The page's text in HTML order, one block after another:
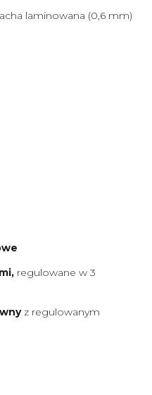
laminowana (0,6 mm)
regulowane w 3
z regulowanym